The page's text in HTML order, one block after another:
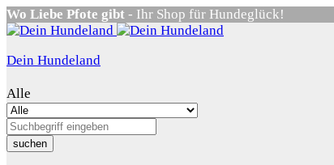
Wo Liebe Pfote gibt - Ihr Shop für Hundeglück!
Dein Hundeland
Alle
suchen